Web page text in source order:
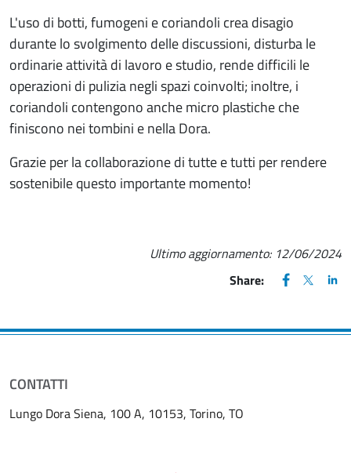
L'uso di botti, fumogeni e coriandoli crea disagio
durante lo svolgimento delle discussioni, disturba le
ordinarie attività di lavoro e studio, rende difficili le
operazioni di pulizia negli spazi coinvolti; inoltre, i
coriandoli contengono anche micro plastiche che
finiscono nei tombini e nella Dora.
Grazie per la collaborazione di tutte e tutti per rendere
sostenibile questo importante momento!
Ultimo aggiornamento: 12/06/2024
Share:
FACEBOOK
(apre una
X
(apre
CONTATTI
Lungo Dora Siena, 100 A, 10153, Torino, TO